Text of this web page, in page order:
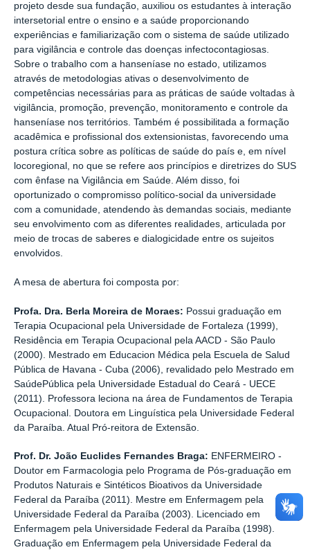
projeto desde sua fundação, auxiliou os estudantes à interação
intersetorial entre o ensino e a saúde proporcionando
experiências e familiarização com o sistema de saúde utilizado
para vigilância e controle das doenças infectocontagiosas.
Sobre o trabalho com a hanseníase no estado, utilizamos
através de metodologias ativas o desenvolvimento de
competências necessárias para as práticas de saúde voltadas à
vigilância, promoção, prevenção, monitoramento e controle da
hanseníase nos territórios. Também é possibilitada a formação
acadêmica e profissional dos extensionistas, favorecendo uma
postura crítica sobre as políticas de saúde do país e, em nível
locoregional, no que se refere aos princípios e diretrizes do SUS
com ênfase na Vigilância em Saúde. Além disso, foi
oportunizado o compromisso político-social da universidade
com a comunidade, atendendo às demandas sociais, mediante
seu envolvimento com as diferentes realidades, articulada por
meio de trocas de saberes e dialogicidade entre os sujeitos
envolvidos.
A mesa de abertura foi composta por:
Profa. Dra. Berla Moreira de Moraes: Possui graduação em
Terapia Ocupacional pela Universidade de Fortaleza (1999),
Residência em Terapia Ocupacional pela AACD - São Paulo
(2000). Mestrado em Educacion Médica pela Escuela de Salud
Pública de Havana - Cuba (2006), revalidado pelo Mestrado em
SaúdePública pela Universidade Estadual do Ceará - UECE
(2011). Professora leciona na área de Fundamentos de Terapia
Ocupacional. Doutora em Linguística pela Universidade Federal
da Paraíba. Atual Pró-reitora de Extensão.
Prof. Dr. João Euclides Fernandes Braga: ENFERMEIRO -
Doutor em Farmacologia pelo Programa de Pós-graduação em
Produtos Naturais e Sintéticos Bioativos da Universidade
Federal da Paraíba (2011). Mestre em Enfermagem pela
Universidade Federal da Paraíba (2003). Licenciado em
Enfermagem pela Universidade Federal da Paraíba (1998).
Graduação em Enfermagem pela Universidade Federal da